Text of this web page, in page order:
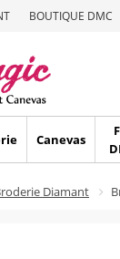
BOUTIQUE DMC
Canevas
Diamant